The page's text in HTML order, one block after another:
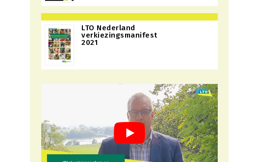
LTO Nederland
verkiezingsmanifest
2021